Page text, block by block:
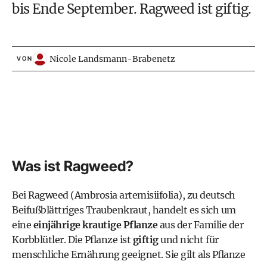
bis Ende September. Ragweed ist giftig.
VON Nicole Landsmann-Brabenetz
Was ist Ragweed?
Bei Ragweed (Ambrosia artemisiifolia), zu deutsch
Beifußblättriges Traubenkraut, handelt es sich um
eine einjährige krautige Pflanzeaus der Familie der
Korbblütler. Die Pflanze ist giftigund nicht für
menschliche Ernährung geeignet. Sie gilt als Pflanze